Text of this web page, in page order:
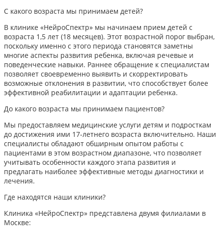
С какого возраста мы принимаем детей?
В клинике «НейроСпектр» мы начинаем прием детей с
возраста 1,5 лет (18 месяцев). Этот возрастной порог выбран,
поскольку именно с этого периода становятся заметны
многие аспекты развития ребенка, включая речевые и
поведенческие навыки. Раннее обращение к специалистам
позволяет своевременно выявить и скорректировать
возможные отклонения в развитии, что способствует более
эффективной реабилитации и адаптации ребенка.​
До какого возраста мы принимаем пациентов?
Мы предоставляем медицинские услуги детям и подросткам
до достижения ими 17-летнего возраста включительно. Наши
специалисты обладают обширным опытом работы с
пациентами в этом возрастном диапазоне, что позволяет
учитывать особенности каждого этапа развития и
предлагать наиболее эффективные методы диагностики и
лечения.​
Где находятся наши клиники?
Клиника «НейроСпектр» представлена двумя филиалами в
Москве:​